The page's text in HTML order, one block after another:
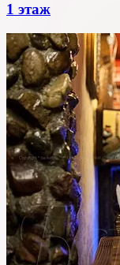
1 этаж